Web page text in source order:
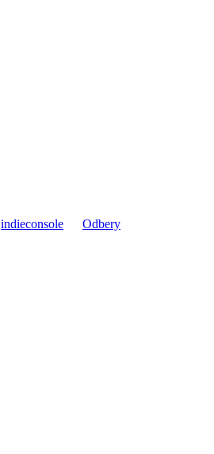
indieconsole Odbery